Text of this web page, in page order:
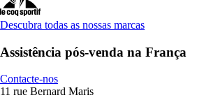
Descubra todas as nossas marcas
Assistência pós-venda na França
Contacte-nos
11 rue Bernard Maris